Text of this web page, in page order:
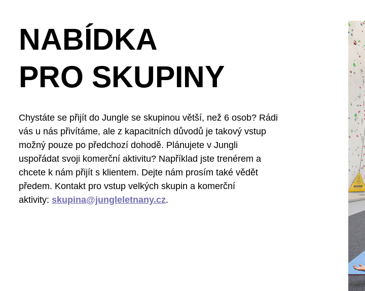
NABÍDKA
PRO SKUPINY
Chystáte se přijít do Jungle se skupinou větší, než 6 osob? Rádi
vás u nás přivítáme, ale z kapacitních důvodů je takový vstup
možný pouze po předchozí dohodě. Plánujete v Jungli
uspořádat svoji komerční aktivitu? Například jste trenérem a
chcete k nám přijít s klientem. Dejte nám prosím také vědět
předem. Kontakt pro vstup velkých skupin a komerční
aktivity: skupina@jungleletnany.cz.